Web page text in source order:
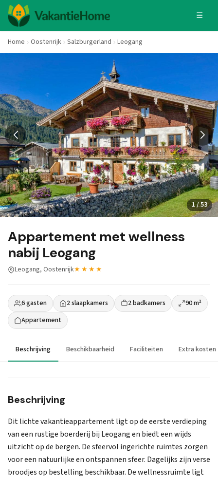
☰
Home Oostenrijk Salzburgerland Leogang
1 / 53
Appartement met wellness
nabij Leogang
Leogang, Oostenrijk★★★★
6 gasten 2 slaapkamers 2 badkamers
90 m²
Appartement
Beschrijving Beschikbaarheid Faciliteiten Extra kosten
Beschrijving
Dit lichte vakantieappartement ligt op de eerste verdieping
van een rustige boerderij bij Leogang en biedt een wijds
uitzicht op de bergen. De sfeervol ingerichte ruimtes zorgen
voor een natuurlijke en ontspannen sfeer. Dagelijks zijn verse
broodjes op bestelling beschikbaar. De wellnessruimte ligt